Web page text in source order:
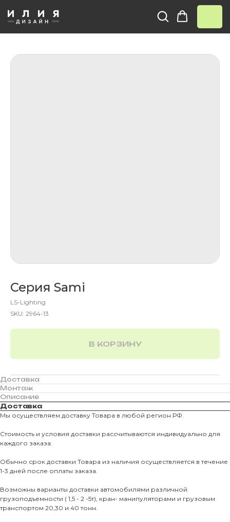
Серия Sami
LS-Lighting
SKU: 2964-13
В КОРЗИНУ
Доставка
Монтаж
Описание
Доставка
Мы осуществляем доставку Товара в любой регион РФ.
Стоимость и условия доставки рассчитываются индивидуально для
каждого заказа.
Обычно срок доставки Товара из наличия осуществляется в течение
1-3 дней после оплаты заказа.
Возможны варианты доставки автомобилями различной
грузоподъемности ( 1,5 - 2 -5т), кран- манипуляторами и грузовым
транспортом 20,30 и 40 тонн.